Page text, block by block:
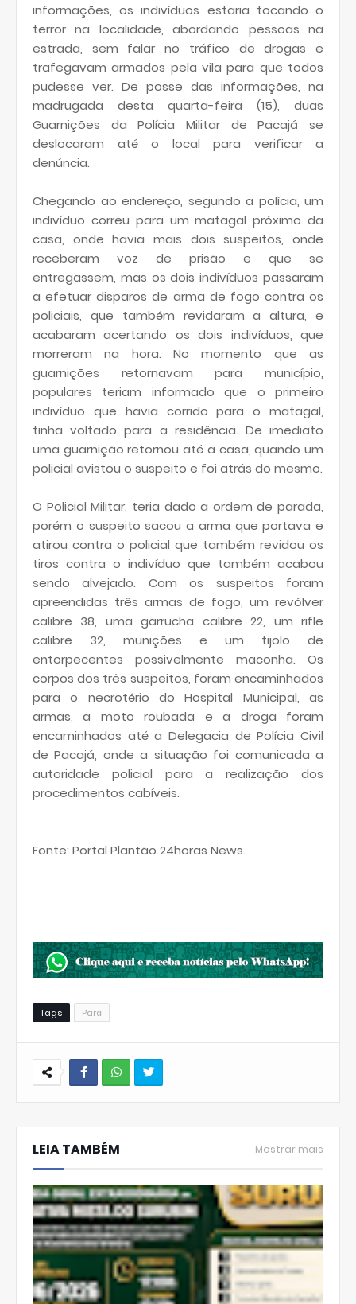
informações, os indivíduos estaria tocando o
terror na localidade, abordando pessoas na
estrada, sem falar no tráfico de drogas e
trafegavam armados pela vila para que todos
pudesse ver. De posse das informações, na
madrugada desta quarta-feira (15), duas
Guarnições da Polícia Militar de Pacajá se
deslocaram até o local para verificar a
denúncia.
Chegando ao endereço, segundo a polícia, um
indivíduo correu para um matagal próximo da
casa, onde havia mais dois suspeitos, onde
receberam voz de prisão e que se
entregassem, mas os dois indivíduos passaram
a efetuar disparos de arma de fogo contra os
policiais, que também revidaram a altura, e
acabaram acertando os dois indivíduos, que
morreram na hora. No momento que as
guarnições retornavam para município,
populares teriam informado que o primeiro
indivíduo que havia corrido para o matagal,
tinha voltado para a residência. De imediato
uma guarnição retornou até a casa, quando um
policial avistou o suspeito e foi atrás do mesmo.
O Policial Militar, teria dado a ordem de parada,
porém o suspeito sacou a arma que portava e
atirou contra o policial que também revidou os
tiros contra o indivíduo que também acabou
sendo alvejado. Com os suspeitos foram
apreendidas três armas de fogo, um revólver
calibre 38, uma garrucha calibre 22, um rifle
calibre 32, munições e um tijolo de
entorpecentes possivelmente maconha. Os
corpos dos três suspeitos, foram encaminhados
para o necrotério do Hospital Municipal, as
armas, a moto roubada e a droga foram
encaminhados até a Delegacia de Polícia Civil
de Pacajá, onde a situação foi comunicada a
autoridade policial para a realização dos
procedimentos cabíveis.
Fonte: Portal Plantão 24horas News.
Tags Pará
Ap
LEIA TAMBÉM Mostrar mais